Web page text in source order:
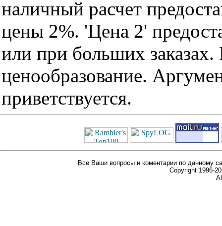
наличный расчет
цены 2%. 'Цена 2'
или при больших
ценообразование.
приветствуется.
Все Ваши вопросы и коментарии по данному
Copyright 1996-